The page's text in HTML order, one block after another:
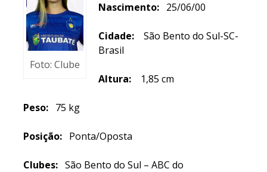
Foto: Clube
Nascimento: 25/06/00
Cidade: São Bento do Sul-SC-
Brasil
Altura: 1,85 cm
Peso: 75 kg
Posição: Ponta/Oposta
Clubes: São Bento do Sul – ABC do